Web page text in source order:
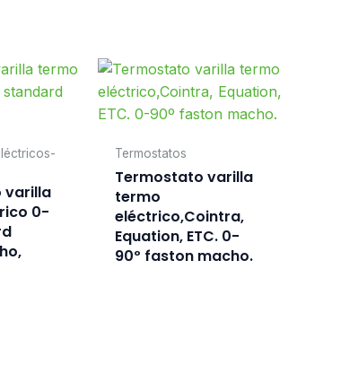
varilla
0-
Termostatos
Termostato varilla
termo
eléctrico,Cointra,
Equation, ETC. 0-
90º faston macho.